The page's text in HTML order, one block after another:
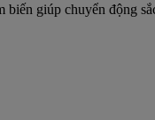
giúp chuyển động